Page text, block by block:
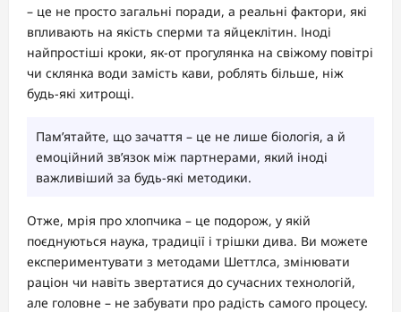
– це не просто загальні поради, а реальні фактори, які
впливають на якість сперми та яйцеклітин. Іноді
найпростіші кроки, як-от прогулянка на свіжому повітрі
чи склянка води замість кави, роблять більше, ніж
будь-які хитрощі.
Пам’ятайте, що зачаття – це не лише біологія, а й
емоційний зв’язок між партнерами, який іноді
важливіший за будь-які методики.
Отже, мрія про хлопчика – це подорож, у якій
поєднуються наука, традиції і трішки дива. Ви можете
експериментувати з методами Шеттлса, змінювати
раціон чи навіть звертатися до сучасних технологій,
але головне – не забувати про радість самого процесу.